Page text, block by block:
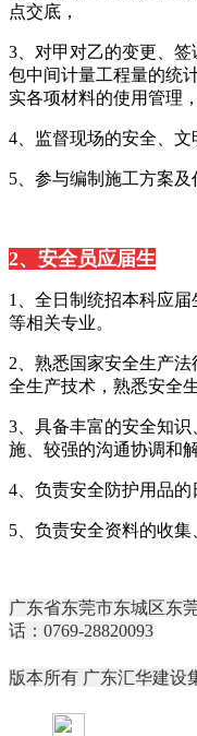
点交底，
3、对甲对乙的变更、
包中间计量工程量的统
实各项材料的使用管理
4、监督现场的安全、文
5、参与编制施工方案及
2、安全员应届生
1、全日制统招本科应
等相关专业。
2、熟悉国家安全生产
全生产技术，熟悉安全
3、具备丰富的安全知
施、较强的沟通协调和
4、负责安全防护用品的
5、负责安全资料的收集
广东省东莞市东城区东
话：0769-28820093
版本所有 广东汇华建设